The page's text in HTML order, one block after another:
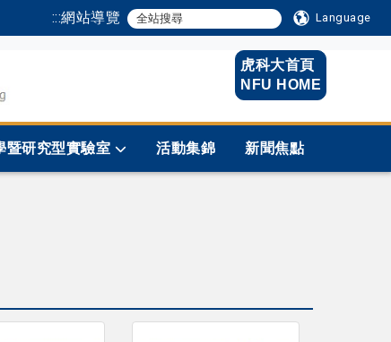
:::網站導覽 Language
虎科大首頁
NFU HOME
暨研究型實驗室 活動集錦 新聞焦點